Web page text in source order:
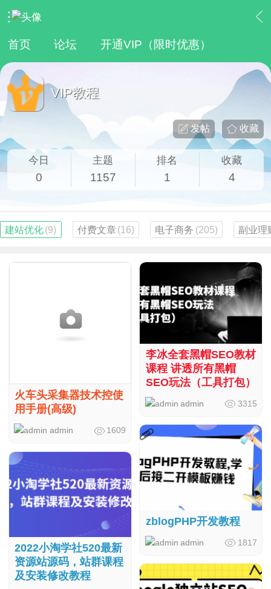
首页 论坛 开通VIP（限时优惠）
VIP教程
收藏
发帖
今日
0
主题
1157
排名
1
收藏
4
建站优化(9) 付费文章(16) 电子商务 (205) 副业理
火车头采集器技术控使
用手册(高级)
admin 1609
2022小淘学社520最新
资源站源码，站群课程
及安装修改教程
李冰全套黑帽SEO教材
课程 讲透所有黑帽
SEO玩法（工具打包）
admin 3315
zblogPHP开发教程
admin 1817